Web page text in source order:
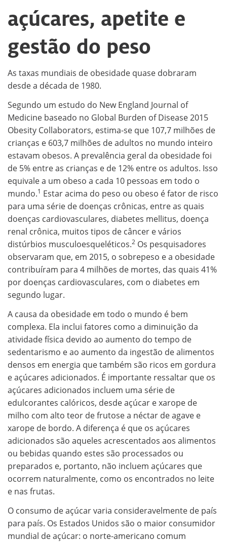
açúcares, apetite e
gestão do peso
As taxas mundiais de obesidade quase dobraram
desde a década de 1980.
Segundo um estudo do New England Journal of
Medicine baseado no Global Burden of Disease 2015
Obesity Collaborators, estima-se que 107,7 milhões de
crianças e 603,7 milhões de adultos no mundo inteiro
estavam obesos. A prevalência geral da obesidade foi
de 5% entre as crianças e de 12% entre os adultos. Isso
equivale a um obeso a cada 10 pessoas em todo o
mundo.1 Estar acima do peso ou obeso é fator de risco
para uma série de doenças crônicas, entre as quais
doenças cardiovasculares, diabetes mellitus, doença
renal crônica, muitos tipos de câncer e vários
distúrbios musculoesqueléticos.2 Os pesquisadores
observaram que, em 2015, o sobrepeso e a obesidade
contribuíram para 4 milhões de mortes, das quais 41%
por doenças cardiovasculares, com o diabetes em
segundo lugar.
A causa da obesidade em todo o mundo é bem
complexa. Ela inclui fatores como a diminuição da
atividade física devido ao aumento do tempo de
sedentarismo e ao aumento da ingestão de alimentos
densos em energia que também são ricos em gordura
e açúcares adicionados. É importante ressaltar que os
açúcares adicionados incluem uma série de
edulcorantes calóricos, desde açúcar e xarope de
milho com alto teor de frutose a néctar de agave e
xarope de bordo. A diferença é que os açúcares
adicionados são aqueles acrescentados aos alimentos
ou bebidas quando estes são processados ou
preparados e, portanto, não incluem açúcares que
ocorrem naturalmente, como os encontrados no leite
e nas frutas.
O consumo de açúcar varia consideravelmente de país
para país. Os Estados Unidos são o maior consumidor
mundial de açúcar: o norte-americano comum